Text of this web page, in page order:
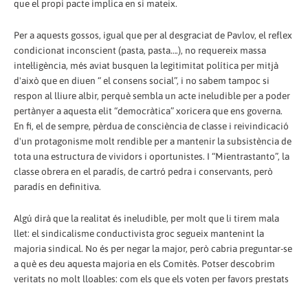
que el propi pacte implica en si mateix.
Per a aquests gossos, igual que per al desgraciat de Pavlov, el reflex
condicionat inconscient (pasta, pasta….), no requereix massa
intel·ligència, més aviat busquen la legitimitat política per mitjà
d'això que en diuen “ el consens social”, i no sabem tampoc si
respon al lliure albir, perquè sembla un acte ineludible per a poder
pertànyer a aquesta elit “democràtica” xoricera que ens governa.
En fi, el de sempre, pèrdua de consciència de classe i reivindicació
d'un protagonisme molt rendible per a mantenir la subsistència de
tota una estructura de vividors i oportunistes. I “Mientrastanto”, la
classe obrera en el paradís, de cartró pedra i conservants, però
paradís en definitiva.
Algú dirà que la realitat és ineludible, per molt que li tirem mala
llet: el sindicalisme conductivista groc segueix mantenint la
majoria sindical. No és per negar la major, però cabria preguntar-se
a què es deu aquesta majoria en els Comitès. Potser descobrim
veritats no molt lloables: com els que els voten per favors prestats